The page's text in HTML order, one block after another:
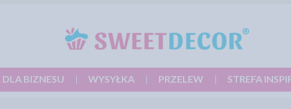
DLA BIZNESU WYSYŁKA PRZELEW STREFA